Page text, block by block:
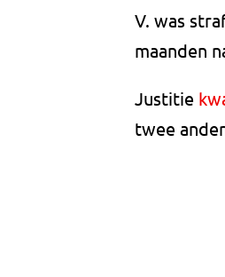
V. was
maanden
Justitie
twee